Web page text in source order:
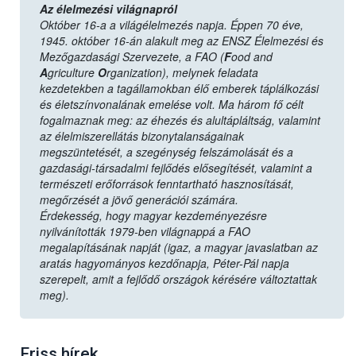
Az élelmezési világnapról
Október 16-a a világélelmezés napja. Éppen 70 éve,
1945. október 16-án alakult meg az ENSZ Élelmezési és
Mezőgazdasági Szervezete, a FAO (Food and
Agriculture Organization), melynek feladata
kezdetekben a tagállamokban élő emberek táplálkozási
és életszínvonalának emelése volt. Ma három fő célt
fogalmaznak meg: az éhezés és alultápláltság, valamint
az élelmiszerellátás bizonytalanságainak
megszüntetését, a szegénység felszámolását és a
gazdasági-társadalmi fejlődés elősegítését, valamint a
természeti erőforrások fenntartható hasznosítását,
megőrzését a jövő generációi számára.
Érdekesség, hogy magyar kezdeményezésre
nyilvánították 1979-ben világnappá a FAO
megalapításának napját (igaz, a magyar javaslatban az
aratás hagyományos kezdőnapja, Péter-Pál napja
szerepelt, amit a fejlődő országok kérésére változtattak
meg).